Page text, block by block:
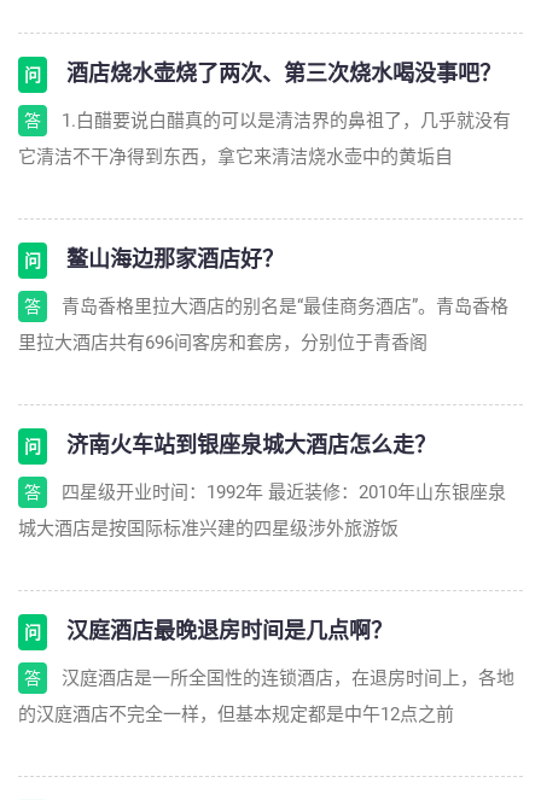
问 酒店烧水壶烧了两次、第三次烧水喝没事吧？
答
1.白醋要说白醋真的可以是清洁界的鼻祖了，几乎就没有
它清洁不干净得到东西，拿它来清洁烧水壶中的黄垢自
问 鳌山海边那家酒店好？
答
青岛香格里拉大酒店的别名是“最佳商务酒店”。青岛香格
里拉大酒店共有696间客房和套房，分别位于青香阁
问 济南火车站到银座泉城大酒店怎么走？
答
四星级开业时间：1992年 最近装修：2010年山东银座泉
城大酒店是按国际标准兴建的四星级涉外旅游饭
问 汉庭酒店最晚退房时间是几点啊？
答
汉庭酒店是一所全国性的连锁酒店，在退房时间上，各地
的汉庭酒店不完全一样，但基本规定都是中午12点之前